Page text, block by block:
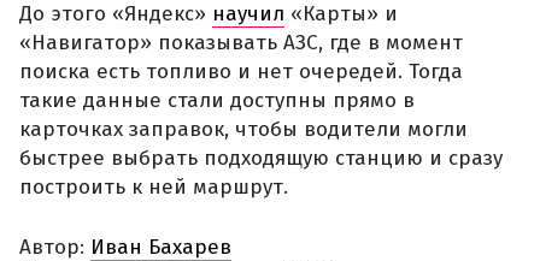
До этого «Яндекс» научил «Карты» и
«Навигатор» показывать АЗС, где в момент
поиска есть топливо и нет очередей. Тогда
такие данные стали доступны прямо в
карточках заправок, чтобы водители могли
быстрее выбрать подходящую станцию и сразу
построить к ней маршрут.
Автор: Иван Бахарев